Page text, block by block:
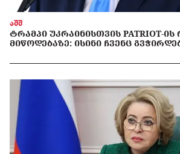
აშშ
ᲢᲠᲐᲛᲞᲘ ᲣᲙᲠᲐᲘᲜᲘᲡᲗᲕᲘᲡ PATRIOT-ᲘᲡ
ᲛᲘᲬᲝᲓᲔᲑᲐᲖᲔ: ᲘᲡᲘᲜᲘ ᲩᲕᲔᲜᲪ